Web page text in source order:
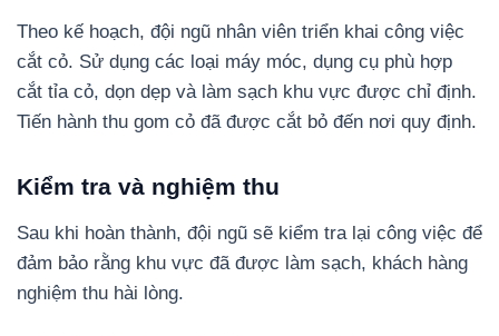
Theo kế hoạch, đội ngũ nhân viên triển khai công việc
cắt cỏ. Sử dụng các loại máy móc, dụng cụ phù hợp
cắt tỉa cỏ, dọn dẹp và làm sạch khu vực được chỉ định.
Tiến hành thu gom cỏ đã được cắt bỏ đến nơi quy định.
Kiểm tra và nghiệm thu
Sau khi hoàn thành, đội ngũ sẽ kiểm tra lại công việc để
đảm bảo rằng khu vực đã được làm sạch, khách hàng
nghiệm thu hài lòng.